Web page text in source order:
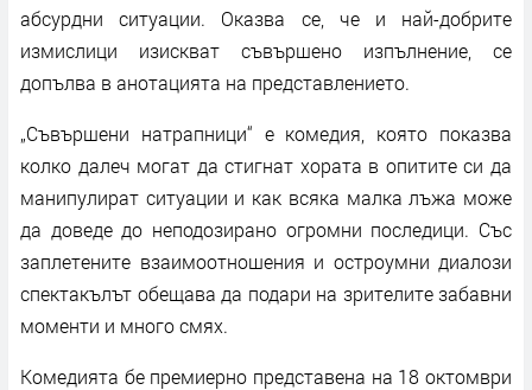
абсурдни ситуации. Оказва се, че и най-добрите
измислици изискват съвършено изпълнение, се
допълва в анотацията на представлението.
„Съвършени натрапници“ е комедия, която показва
колко далеч могат да стигнат хората в опитите си да
манипулират ситуации и как всяка малка лъжа може
да доведе до неподозирано огромни последици. Със
заплетените взаимоотношения и остроумни диалози
спектакълът обещава да подари на зрителите забавни
моменти и много смях.
Комедията бе премиерно представена на 18 октомври